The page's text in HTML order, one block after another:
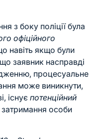
з боку поліції була
офіційного
навіть якщо були
що заявник насправді
процесуальне
може виникнути,
існує потенційний
затримання особи